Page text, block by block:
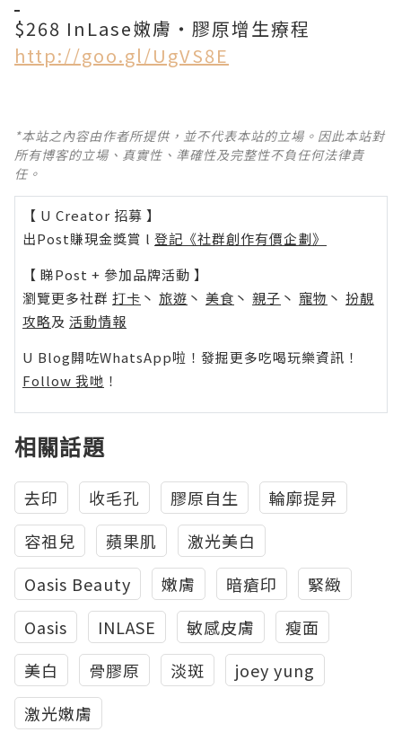
$268 InLase嫩膚‧膠原增生療程
http://goo.gl/UgVS8E
*本站之內容由作者所提供，並不代表本站的立場。因此本站對
所有博客的立場、真實性、準確性及完整性不負任何法律責
任。
【 U Creator 招募 】
出Post賺現金獎賞 l 登記《社群創作有價企劃》
【 睇Post + 參加品牌活動 】
瀏覽更多社群 打卡 丶 旅遊 丶 美食 丶 親子 丶 寵物 丶 扮靚
攻略及 活動情報
U Blog開咗WhatsApp啦！發掘更多吃喝玩樂資訊！
Follow 我哋 ！
相關話題
去印 收毛孔 膠原自生
輪廓提昇
容祖兒
蘋果肌
激光美白
Oasis Beauty
嫩膚 暗瘡印
緊緻
Oasis
INLASE 敏感皮膚
瘦面
美白
骨膠原 淡斑
joey yung
激光嫩膚